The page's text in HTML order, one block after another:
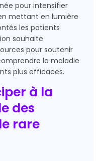
pour intensifier
mettant en lumière
les patients
souhaite
pour soutenir
la maladie
plus efficaces.
à la
des
rare